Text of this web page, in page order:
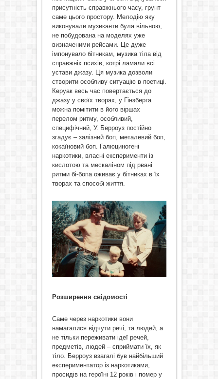
присутність справжнього часу, грунт
саме цього простору. Мелодію яку
виконували музиканти була вільною,
не побудована на моделях уже
визначеними рейсами. Це дуже
імпонувало бітникам, музика тіла від
справжніх психів, котрі ламали всі
устави джазу. Ця музика дозволи
створити особливу ситуацію в поетиці.
Керуак весь час повертається до
джазу у своїх творах, у Гінзберга
можна помітити в його віршах
перелом ритму, особливий,
специфічний, У. Берроуз постійно
згадує – залізний боп, металевий боп,
кокаїновий боп. Галюциногені
наркотики, власні експерименти із
кислотою та мескаліном під рвані
ритми бі-бопа оживає у бітниках в їх
творах та способі життя.
Розширення свідомості
Саме через наркотики вони
намагалися відчути речі, та людей, а
не тільки переживати ідеї речей,
предметів, людей – сприймати їх, як
тіло. Берроуз взагалі був найбільший
експериментатор із наркотиками,
просидів на героїні 12 років і помер у